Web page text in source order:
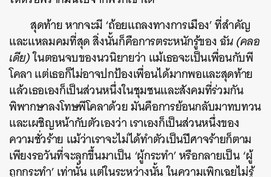
สุดท้าย หากจะมี ‘ถ้อยแถลงทางการเมือง’ ที่สำคัญ
และแหลมคมที่สุด สิ่งนั้นก็คือการตระหนักรู้ของฉัน (คลอ
เดีย)ในตอนจบของนวนิยายว่า แม้เธอจะเป็นเพื่อนกับพี
โคลา แต่เธอก็ไม่อาจปกป้องเพื่อนได้มากพอและสุดท้าย
แล้วเธอเองก็เป็นส่วนหนึ่งในชุมชนและสังคมที่ร่วมกัน
พิพากษาลงโทษพีโคลาด้วย มันคือการย้อนกลับมาทบทวน
และเผชิญหน้ากับตัวเองว่า เราเองก็เป็นส่วนหนึ่งของ
ความชั่วร้าย แม้ว่าเราจะไม่ได้ทำตัวเป็นปีศาจร้ายก็ตาม
เพียงรอวันที่จะลุกขึ้นมาเป็น ‘ผู้กระทำ’ หรือกลายเป็น ‘ผู้
ถูกกระทำ’ เท่านั้น แต่ในระหว่างนั้น ในความเพิกเฉยไม่รู้